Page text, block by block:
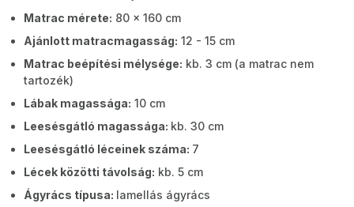
Matrac mérete: 80 x 160 cm
Ajánlott matracmagasság: 12 - 15 cm
Matrac beépítési mélysége: kb. 3 cm (a matrac nem
tartozék)
Lábak magassága: 10 cm
Leesésgátló magassága: kb. 30 cm
Leesésgátló léceinek száma: 7
Lécek közötti távolság: kb. 5 cm
Ágyrács típusa: lamellás ágyrács